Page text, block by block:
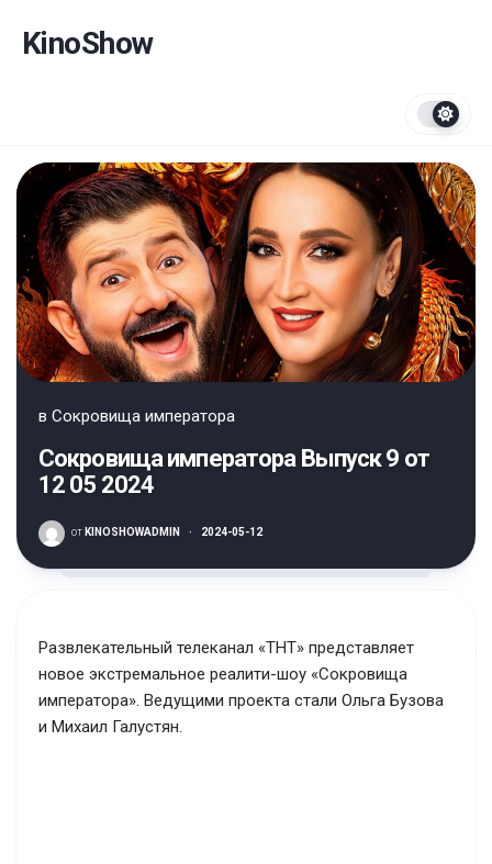
содержанию
KinoShow
в Сокровища императора
Сокровища императора Выпуск 9 от
12 05 2024
от KINOSHOWADMIN · 2024-05-12
Развлекательный телеканал «ТНТ» представляет
новое экстремальное реалити-шоу «Сокровища
императора». Ведущими проекта стали Ольга Бузова
и Михаил Галустян.